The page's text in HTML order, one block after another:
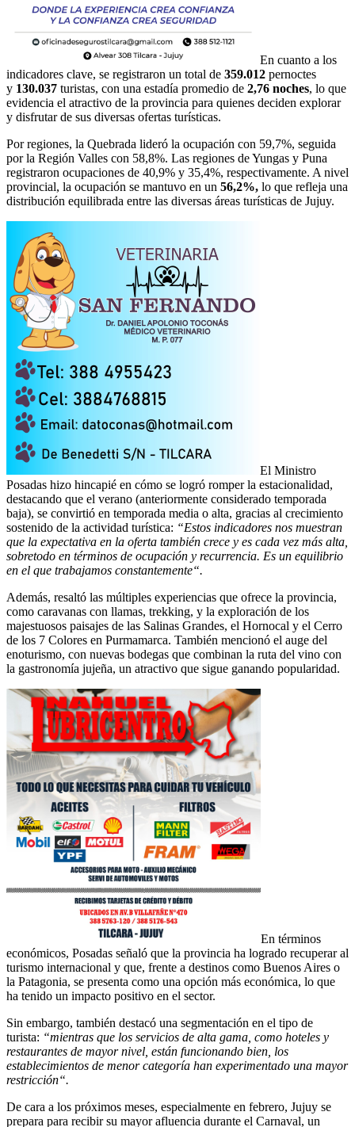
En cuanto a los
indicadores clave, se registraron un total de 359.012 pernoctes
y 130.037 turistas, con una estadía promedio de 2,76 noches, lo que
evidencia el atractivo de la provincia para quienes deciden explorar
y disfrutar de sus diversas ofertas turísticas.
Por regiones, la Quebrada lideró la ocupación con 59,7%, seguida
por la Región Valles con 58,8%. Las regiones de Yungas y Puna
registraron ocupaciones de 40,9% y 35,4%, respectivamente. A nivel
provincial, la ocupación se mantuvo en un 56,2%, lo que refleja una
distribución equilibrada entre las diversas áreas turísticas de Jujuy.
El Ministro
Posadas hizo hincapié en cómo se logró romper la estacionalidad,
destacando que el verano (anteriormente considerado temporada
baja), se convirtió en temporada media o alta, gracias al crecimiento
sostenido de la actividad turística: “Estos indicadores nos muestran
que la expectativa en la oferta también crece y es cada vez más alta,
sobretodo en términos de ocupación y recurrencia. Es un equilibrio
en el que trabajamos constantemente“.
Además, resaltó las múltiples experiencias que ofrece la provincia,
como caravanas con llamas, trekking, y la exploración de los
majestuosos paisajes de las Salinas Grandes, el Hornocal y el Cerro
de los 7 Colores en Purmamarca. También mencionó el auge del
enoturismo, con nuevas bodegas que combinan la ruta del vino con
la gastronomía jujeña, un atractivo que sigue ganando popularidad.
En términos
económicos, Posadas señaló que la provincia ha logrado recuperar al
turismo internacional y que, frente a destinos como Buenos Aires o
la Patagonia, se presenta como una opción más económica, lo que
ha tenido un impacto positivo en el sector.
Sin embargo, también destacó una segmentación en el tipo de
turista: “mientras que los servicios de alta gama, como hoteles y
restaurantes de mayor nivel, están funcionando bien, los
establecimientos de menor categoría han experimentado una mayor
restricción“.
De cara a los próximos meses, especialmente en febrero, Jujuy se
prepara para recibir su mayor afluencia durante el Carnaval, un